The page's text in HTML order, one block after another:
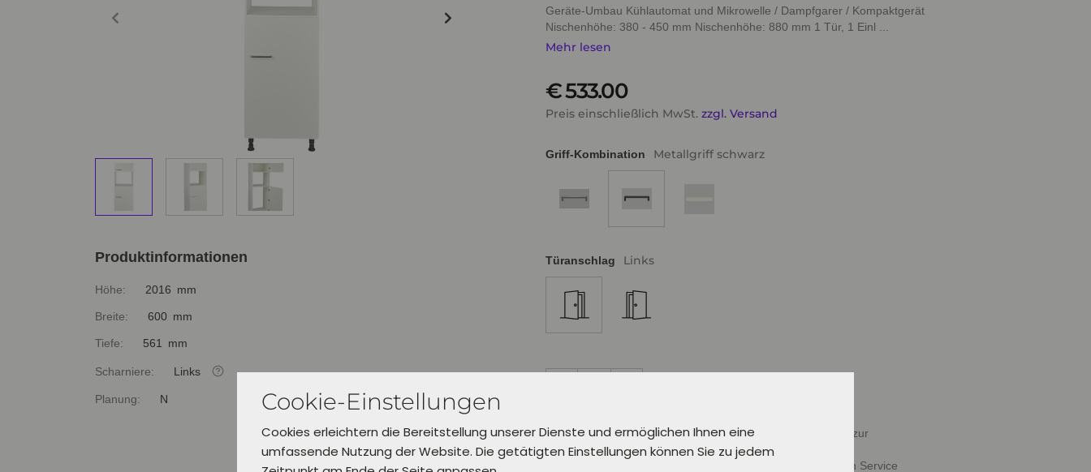
Cookie-Einstellungen
Cookies erleichtern die Bereitstellung unserer Dienste und ermöglichen Ihnen eine
umfassende Nutzung der Website. Die getätigten Einstellungen können Sie zu jedem
Produktinformationen
Höhe: 2016 mm
Breite: 600 mm
Tiefe: 561 mm
Scharniere: Links
Planung: N
Geräte-Umbau Kühlautomat und Mikrowelle / Dampfgarer / Kompaktgerät
Nischenhöhe: 380 - 450 mm Nischenhöhe: 880 mm 1 Tür, 1 Einl ...
Mehr lesen
€ 533.00
Preis einschließlich MwSt. zzgl. Versand
Griff-Kombination Metallgriff schwarz
Türanschlag Links
Bereits zur Abholung in Verl innerhalb von 24 Stunden oder zur
Lieferung in 5 Werktagen.
Wähle dafür unter "Einkauf abschließen" deine gewünschten Service